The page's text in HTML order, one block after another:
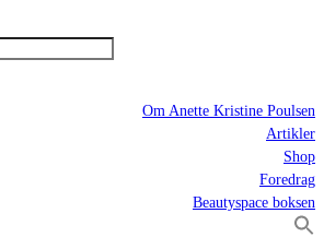
Om Anette Kristine Poulsen
Artikler
Shop
Foredrag
Beautyspace boksen